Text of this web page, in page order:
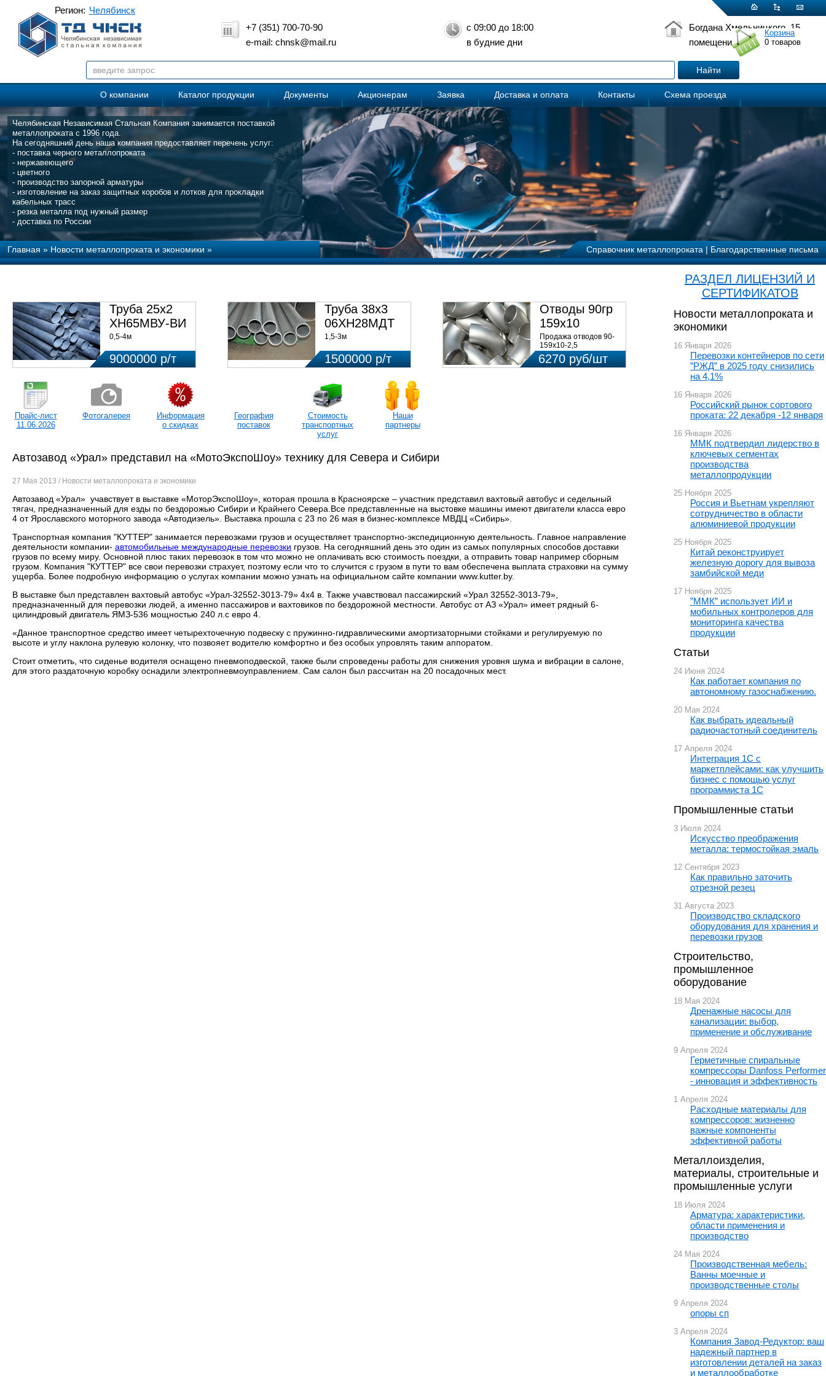
+7 (351) 700-70-90
e-mail: chnsk@mail.ru
с 09:00 до 18:00
в будние дни
Богдана Хмельницкого, 15
помещение 5
Челябинск
Регион:
О компании Каталог продукции Документы Акционерам Заявка Доставка и оплата Контакты Схема проезда
Челябинская Независимая Стальная Компания занимается поставкой
металлопроката с 1996 года.
На сегодняшний день наша компания предоставляет перечень услуг:
- поставка черного металлопроката
- нержавеющего
- цветного
- производство запорной арматуры
- изготовление на заказ защитных коробов и лотков для прокладки
кабельных трасс
- резка металла под нужный размер
- доставка по России
Главная»Новости металлопроката и экономики»
Автозавод «Урал» представил на «МотоЭкспоШоу» технику для Севера и
Справочник металлопроката|Благодарственные письма
РАЗДЕЛ ЛИЦЕНЗИЙ И
СЕРТИФИКАТОВ
Новости металлопроката и
экономики
16 Января 2026
Перевозки контейнеров по сети
”РЖД” в 2025 году снизились
на 4,1%
16 Января 2026
Российский рынок сортового
проката: 22 декабря -12 января
16 Января 2026
ММК подтвердил лидерство в
ключевых сегментах
производства
металлопродукции
25 Ноября 2025
Россия и Вьетнам укрепляют
сотрудничество в области
алюминиевой продукции
25 Ноября 2025
Китай реконструирует
железную дорогу для вывоза
замбийской меди
17 Ноября 2025
”ММК” использует ИИ и
мобильных контролеров для
мониторинга качества
продукции
Статьи
24 Июня 2024
Как работает компания по
автономному газоснабжению.
20 Мая 2024
Как выбрать идеальный
радиочастотный соединитель
17 Апреля 2024
Интеграция 1С с
маркетплейсами: как улучшить
бизнес с помощью услуг
программиста 1С
Промышленные статьи
3 Июля 2024
Искусство преображения
металла: термостойкая эмаль
12 Сентября 2023
Как правильно заточить
отрезной резец
31 Августа 2023
Производство складского
оборудования для хранения и
перевозки грузов
Строительство,
промышленное
оборудование
18 Мая 2024
Дренажные насосы для
канализации: выбор,
применение и обслуживание
9 Апреля 2024
Герметичные спиральные
компрессоры Danfoss Performer
- инновация и эффективность
1 Апреля 2024
Расходные материалы для
компрессоров: жизненно
важные компоненты
эффективной работы
Металлоизделия,
материалы, строительные и
промышленные услуги
18 Июля 2024
Арматура: характеристики,
области применения и
производство
24 Мая 2024
Производственная мебель:
Ванны моечные и
производственные столы
9 Апреля 2024
опоры сп
3 Апреля 2024
Компания Завод-Редуктор: ваш
надежный партнер в
изготовлении деталей на заказ
и металлообработке
Труба 25х2
ХН65МВУ-ВИ
0,5-4м
9000000 р/т
Труба 38х3
06ХН28МДТ
1,5-3м
1500000 р/т
Отводы 90гр
159х10
08Х18Н10Т
Продажа отводов 90-
159х10-2,5
ст.08Х18Н10Т 09ОСТ
34.10.418-90 по низким
6270 руб/шт
Прайс-лист
11.06.2026
Фотогалерея
Информация
о скидках
География
поставок
Стоимость
транспортных
услуг
Наши
партнеры
Автозавод «Урал» представил на «МотоЭкспоШоу» технику для Севера и Сибири
27 Мая 2013 / Новости металлопроката и экономики
Автозавод «Урал» учавствует в выставке «МоторЭкспоШоу», которая прошла в Красноярске – участник представил вахтовый автобус и седельный
тягач, предназначенный для езды по бездорожью Сибири и Крайнего Севера.Все представленные на выстовке машины имеют двигатели класса евро
4 от Ярославского моторного завода «Автодизель». Выставка прошла с 23 по 26 мая в бизнес-комплексе МВДЦ «Сибирь».
Транспортная компания "КУТТЕР" занимается перевозками грузов и осуществляет транспортно-экспедиционную деятельность. Главное направление
деятельности компании- автомобильные международные перевозки грузов. На сегодняшний день это один из самых популярных способов доставки
грузов по всему миру. Основной плюс таких перевозок в том что можно не оплачивать всю стоимость поездки, а отправить товар например сборным
грузом. Компания "КУТТЕР" все свои перевозки страхует, поэтому если что то случится с грузом в пути то вам обеспечена выплата страховки на сумму
ущерба. Более подробную информацию о услугах компании можно узнать на официальном сайте компании www.kutter.by.
В выставке был представлен вахтовый автобус «Урал-32552-3013-79» 4х4 в. Также учавствовал пассажирский «Урал 32552-3013-79»,
предназначенный для перевозки людей, а именно пассажиров и вахтовиков по бездорожной местности. Автобус от АЗ «Урал» имеет рядный 6-
цилиндровый двигатель ЯМЗ-536 мощностью 240 л.с евро 4.
«Данное транспортное средство имеет четырехточечную подвеску с пружинно-гидравлическими амортизаторными стойками и регулируемую по
высоте и углу наклона рулевую колонку, что позвояет водителю комфортно и без особых упровлять таким аппоратом.
Стоит отметить, что сиденье водителя оснащено пневмоподвеской, также были спроведены работы для снижения уровня шума и вибрации в салоне,
для этого раздаточную коробку оснадили электропневмоуправлением. Сам салон был рассчитан на 20 посадочных мест.
Корзина
0 товаров